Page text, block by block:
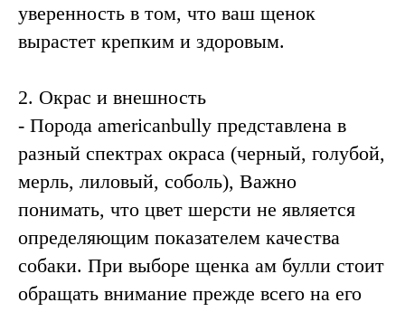
уверенность в том, что ваш щенок
вырастет крепким и здоровым.
2. Окрас и внешность
- Порода americanbully представлена в
разный спектрах окраса (черный, голубой,
мерль, лиловый, соболь), Важно
понимать, что цвет шерсти не является
определяющим показателем качества
собаки. При выборе щенка ам булли стоит
обращать внимание прежде всего на его